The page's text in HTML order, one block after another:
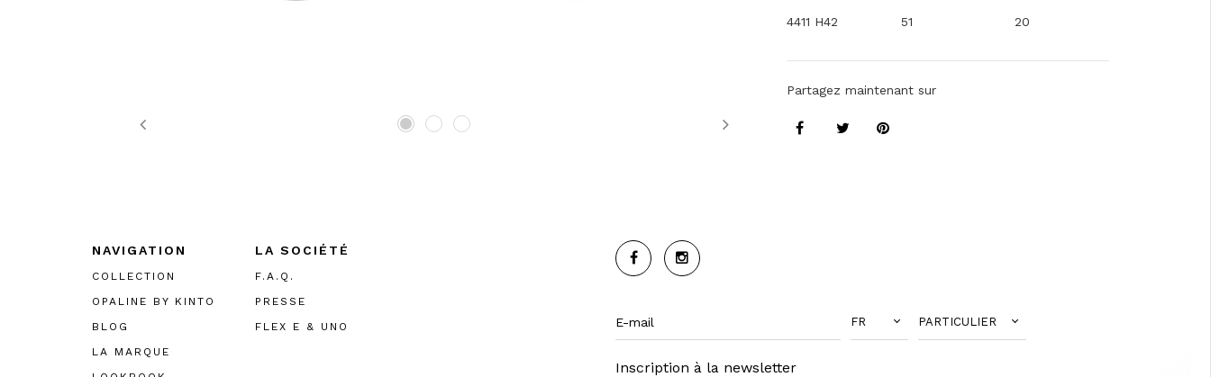
Previous Next
4411 H42 51 20
Partagez maintenant sur
NAVIGATION
COLLECTION
OPALINE BY KINTO
BLOG
LA MARQUE
LA SOCIÉTÉ
F.A.Q.
PRESSE
FLEX E & UNO
FR PARTICULIER
Inscription à la newsletter